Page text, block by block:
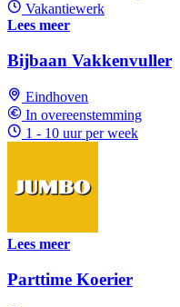
Vakantiewerk
Lees meer
Bijbaan Vakkenvuller
Eindhoven
In overeenstemming
1 - 10 uur per week
Lees meer
Parttime Koerier